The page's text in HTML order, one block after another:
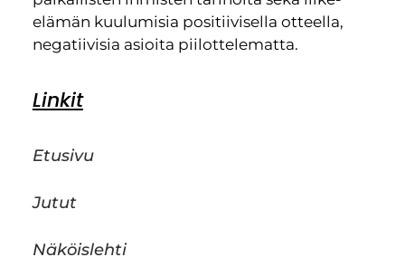
elämän kuulumisia positiivisella otteella,
negatiivisia asioita piilottelematta.
Linkit
Etusivu
Jutut
Näköislehti